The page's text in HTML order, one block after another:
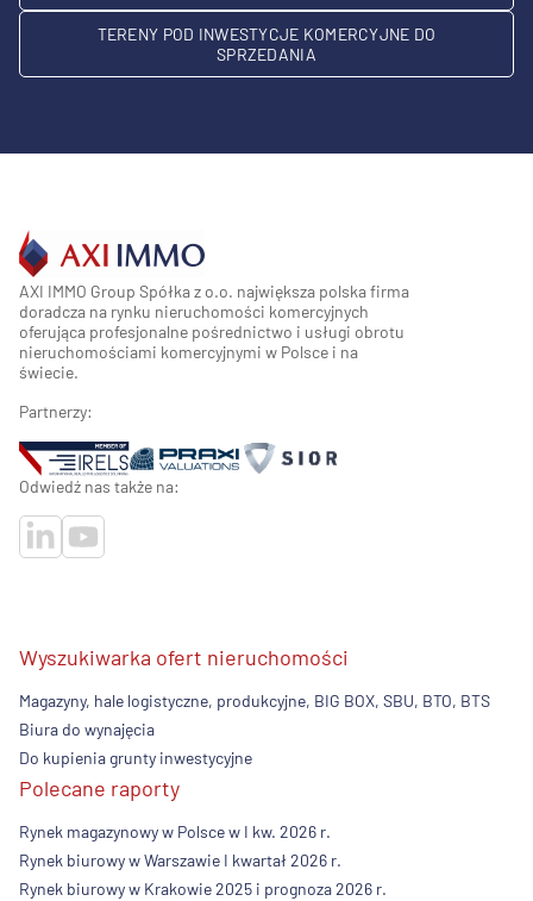
TERENY POD INWESTYCJE KOMERCYJNE DO
SPRZEDANIA
AXI IMMO Group Spółka z o.o. największa polska firma
doradcza na rynku nieruchomości komercyjnych
oferująca profesjonalne pośrednictwo i usługi obrotu
nieruchomościami komercyjnymi w Polsce i na
świecie.
Partnerzy:
Odwiedź nas także na:
Wyszukiwarka ofert nieruchomości
Magazyny, hale logistyczne, produkcyjne, BIG BOX, SBU, BTO, BTS
Biura do wynajęcia
Do kupienia grunty inwestycyjne
Polecane raporty
Rynek magazynowy w Polsce w I kw. 2026 r.
Rynek biurowy w Warszawie I kwartał 2026 r.
Rynek biurowy w Krakowie 2025 i prognoza 2026 r.